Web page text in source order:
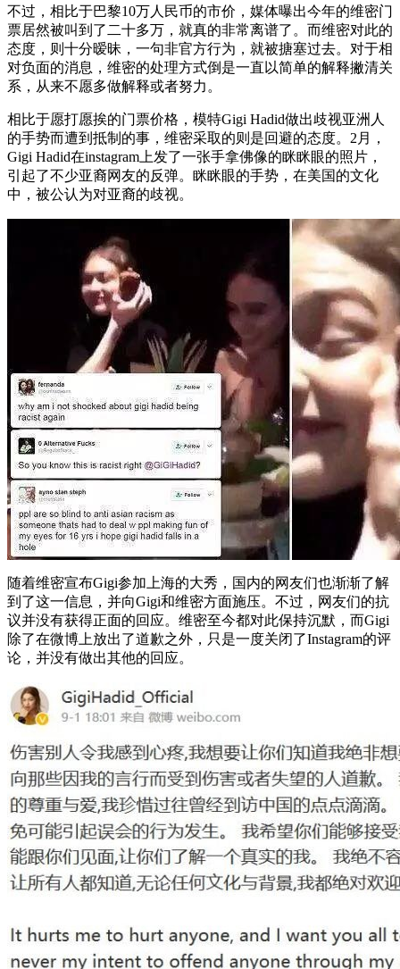
不过，相比于巴黎10万人民币的市价，媒体曝出今年的维密门
票居然被叫到了二十多万，就真的非常离谱了。而维密对此的
态度，则十分暧昧，一句非官方行为，就被搪塞过去。对于相
对负面的消息，维密的处理方式倒是一直以简单的解释撇清关
系，从来不愿多做解释或者努力。
相比于愿打愿挨的门票价格，模特Gigi Hadid做出歧视亚洲人
的手势而遭到抵制的事，维密采取的则是回避的态度。2月，
Gigi Hadid在instagram上发了一张手拿佛像的眯眯眼的照片，
引起了不少亚裔网友的反弹。眯眯眼的手势，在美国的文化
中，被公认为对亚裔的歧视。
随着维密宣布Gigi参加上海的大秀，国内的网友们也渐渐了解
到了这一信息，并向Gigi和维密方面施压。不过，网友们的抗
议并没有获得正面的回应。维密至今都对此保持沉默，而Gigi
除了在微博上放出了道歉之外，只是一度关闭了Instagram的评
论，并没有做出其他的回应。